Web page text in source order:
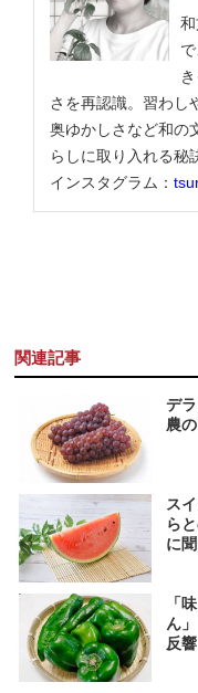
さを再認識。習わし
奥ゆかしさなど和の
らしに取り入れる秘
インスタグラム：
関連記事
デ
農
ス
ら
に
「
ん
反響